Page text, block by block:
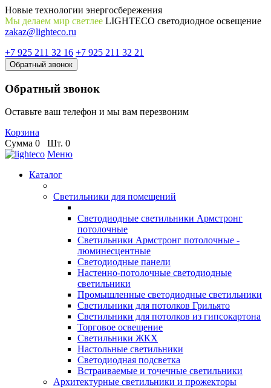
Новые технологии энергосбережения
Мы делаем мир светлее LIGHTECO светодиодное освещение
zakaz@lighteco.ru
+7 925 211 32 16 +7 925 211 32 21
Обратный звонок
Обратный звонок
Оставьте ваш телефон и мы вам перезвоним
Корзина
Сумма 0 Шт. 0
Меню
Каталог
Светильники для помещений
Светодиодные светильники Армстронг
потолочные
Светильники Армстронг потолочные -
люминесцентные
Светодиодные панели
Настенно-потолочные светодиодные
светильники
Промышленные светодиодные светильники
Светильники для потолков Грильято
Светильники для потолков из гипсокартона
Торговое освещение
Светильники ЖКХ
Настольные светильники
Светодиодная подсветка
Встраиваемые и точечные светильники
Архитектурные светильники и прожекторы